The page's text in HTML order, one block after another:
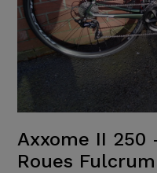
Axxome II 250
Roues